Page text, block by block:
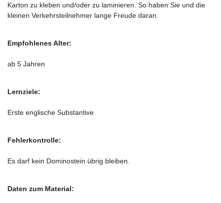
Karton zu kleben und/oder zu laminieren. So haben Sie und die
kleinen Verkehrsteilnehmer lange Freude daran.
Empfohlenes Alter:
ab 5 Jahren
Lernziele:
Erste englische Substantive
Fehlerkontrolle:
Es darf kein Dominostein übrig bleiben.
Daten zum Material: